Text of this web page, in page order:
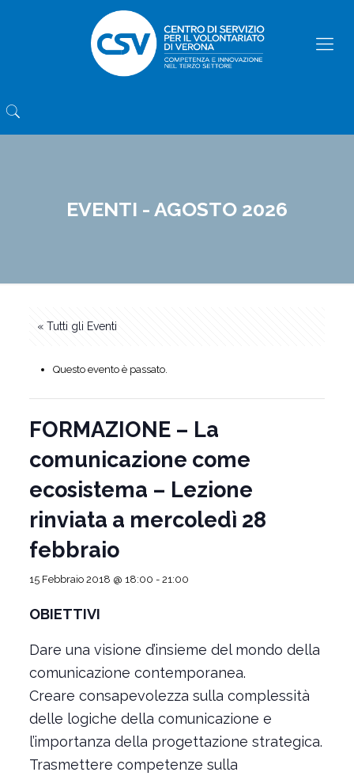
EVENTI - AGOSTO 2026
« Tutti gli Eventi
Questo evento è passato.
FORMAZIONE – La
comunicazione come
ecosistema – Lezione
rinviata a mercoledì 28
febbraio
15 Febbraio 2018 @ 18:00 - 21:00
OBIETTIVI
Dare una visione d’insieme del mondo della
comunicazione contemporanea.
Creare consapevolezza sulla complessità
delle logiche della comunicazione e
l’importanza della progettazione strategica.
Trasmettere competenze sulla